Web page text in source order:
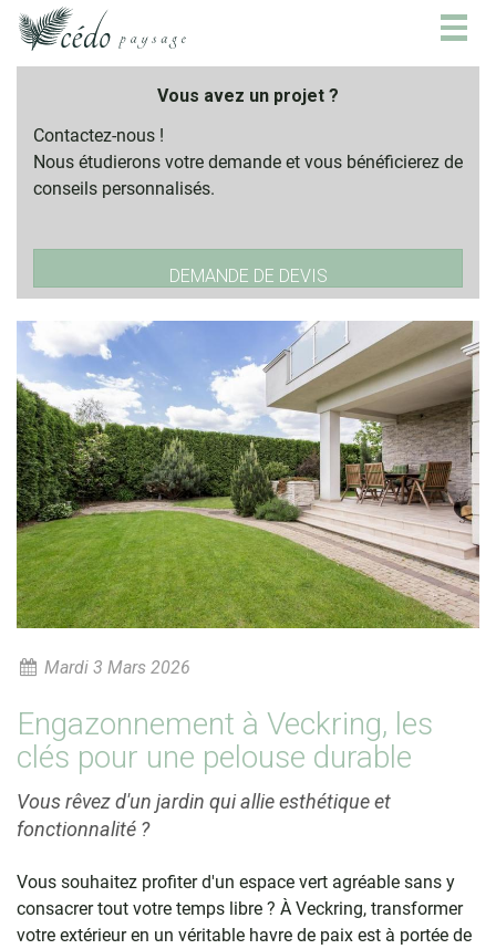
Vous avez un projet ?
Contactez-nous !
Nous étudierons votre demande et vous bénéficierez de
conseils personnalisés.
DEMANDE DE DEVIS
Mardi 3 Mars 2026
Engazonnement à Veckring, les
clés pour une pelouse durable
Vous rêvez d'un jardin qui allie esthétique et
fonctionnalité ?
Vous souhaitez profiter d'un espace vert agréable sans y
consacrer tout votre temps libre ? À Veckring, transformer
votre extérieur en un véritable havre de paix est à portée de